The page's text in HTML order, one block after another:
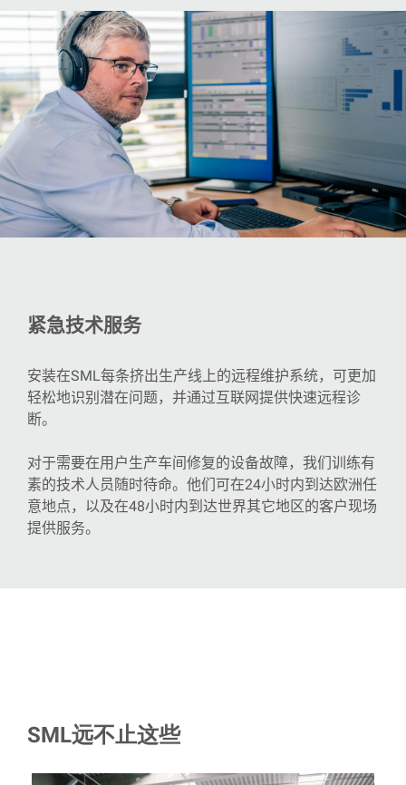
紧急技术服务
安装在SML每条挤出生产线上的远程维护系统，可更加
轻松地识别潜在问题，并通过互联网提供快速远程诊
断。
对于需要在用户生产车间修复的设备故障，我们训练有
素的技术人员随时待命。他们可在24小时内到达欧洲任
意地点，以及在48小时内到达世界其它地区的客户现场
提供服务。